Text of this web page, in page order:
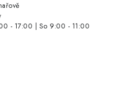
- 17:00 | So 9:00 - 11:00